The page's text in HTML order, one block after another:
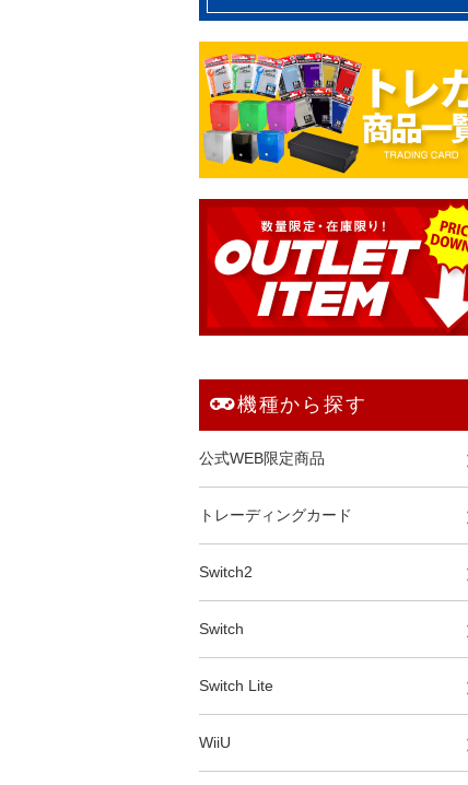
機種から探す
公式WEB限定商品
トレーディングカード
Switch2
Switch
Switch Lite
WiiU